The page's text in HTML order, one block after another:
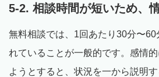
5-2. 相談時間が短いため、
無料相談では、1回あたり30分〜60
れていることが一般的です。感情
ようとすると、状況を一から説明